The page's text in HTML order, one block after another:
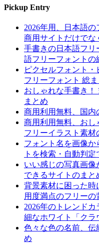
Pickup Entry
2026年用、日本語
商用サイトだけでな
手書きの日本語フリ
語フリーフォントの
ピクセルフォント
フリーフォント 総
おしゃれな手書き
まとめ
商用利用無料、国内
商用利用無料、おし
フリーイラスト素材
フォント名を画像
トを検索・自動判
いい感じの写真画像
できるサイトのまと
背景素材に困った時
用度満点のフリーの
2026年のトレンド
細なホワイト「クラ
色々な色の名前、伝
め